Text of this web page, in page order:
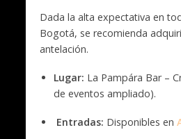
Dada la alta expectativa en
Bogotá, se recomienda
antelación.
Lugar: La Pampára Bar –
de eventos ampliado).
Entradas: Disponibles en